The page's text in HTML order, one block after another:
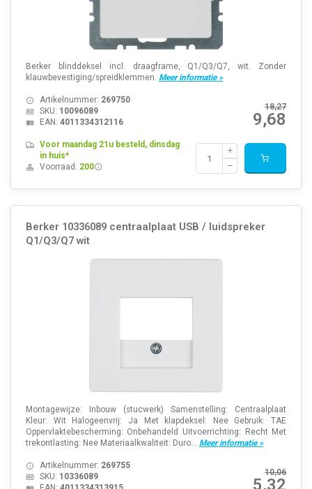
Berker blinddeksel incl. draagframe, Q1/Q3/Q7, wit. Zonder
klauwbevestiging/spreidklemmen. Meer informatie »
18,27
9,68
Artikelnummer: 269750
SKU: 10096089
EAN: 4011334312116
Voor maandag 21u besteld, dinsdag
in huis*
Voorraad: 200
Berker 10336089 centraalplaat USB / luidspreker
Q1/Q3/Q7 wit
Montagewijze: Inbouw (stucwerk) Samenstelling: Centraalplaat
Kleur: Wit Halogeenvrij: Ja Met klapdeksel: Nee Gebruik: TAE
Oppervlaktebescherming: Onbehandeld Uitvoerrichting: Recht Met
trekontlasting: Nee Materiaalkwaliteit: Duro... Meer informatie »
10,06
Artikelnummer: 269755
SKU: 10336089